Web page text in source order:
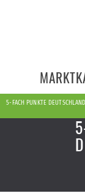
5-FACH PUNKTE